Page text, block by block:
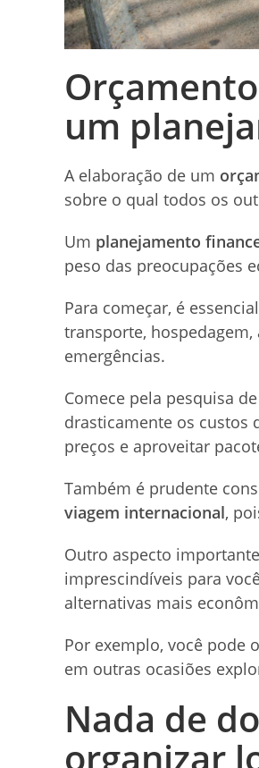
um
A elaboração de um
sobre o qual todos os
Um planejamento
peso das preocupações
Para começar, é
transporte,
emergências.
Comece pela pesquisa
drasticamente os custos
preços e aproveitar
Também é prudente
viagem internacional,
Outro aspecto
imprescindíveis para
alternativas mais
Por exemplo, você pode
em outras ocasiões
Nada de
organizar